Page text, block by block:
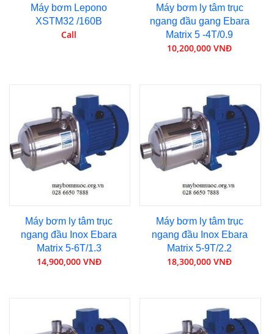
Máy bơm Lepono
XSTM32 /160B
Call
Máy bơm ly tâm trục
ngang đầu gang Ebara
Matrix 5 -4T/0.9
10,200,000 VNĐ
Máy bơm ly tâm trục
ngang đầu Inox Ebara
Matrix 5-6T/1.3
14,900,000 VNĐ
Máy bơm ly tâm trục
ngang đầu Inox Ebara
Matrix 5-9T/2.2
18,300,000 VNĐ